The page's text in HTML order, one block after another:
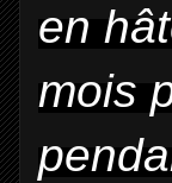
en
mois